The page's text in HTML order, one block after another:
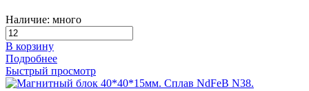
Наличие: много
В корзину
Подробнее
Быстрый просмотр